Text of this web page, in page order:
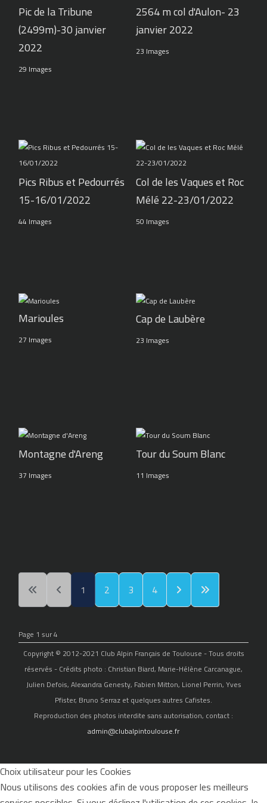
Pic de la Tribune
(2499m)-30 janvier
2022
29 Images
2564 m col d'Aulon- 23
janvier 2022
23 Images
Pics Ribus et Pedourrés
15-16/01/2022
44 Images
Col de les Vaques et Roc
Mélé 22-23/01/2022
50 Images
Marioules
27 Images
Cap de Laubère
23 Images
Montagne d'Areng
37 Images
Tour du Soum Blanc
11 Images
1 2 3 4
Page 1 sur 4
Copyright © 2012-2021 Club Alpin Français de Toulouse - Tous droits
réservés - Crédits photo : Christian Biard, Marie-Hélène Carcanague,
Julien Defois, Alexandra Genesty, Fabien Mitton, Lionel Perrin, Yves
Pfister, Bruno Serraz et quelques autres Cafistes.
Reproduction des photos interdite sans autorisation, contact :
admin@clubalpintoulouse.fr
Choix utilisateur pour les Cookies
Nous utilisons des cookies afin de vous proposer les meilleurs